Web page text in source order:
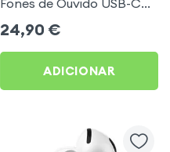
Acefast para Vlogs,
TikTok, podcasts
24,90 €
ADICIONAR